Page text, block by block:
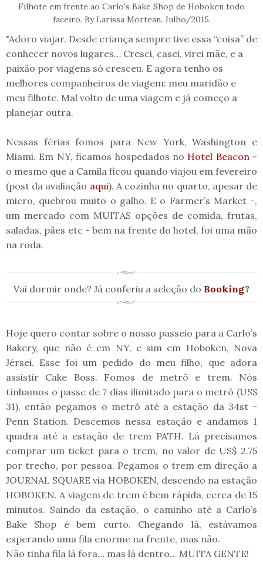
Filhote em frente ao Carlo's Bake Shop de Hoboken todo
faceiro. By Larissa Mortean. Julho/2015.
"Adoro viajar. Desde criança sempre tive essa “coisa” de
conhecer novos lugares… Cresci, casei, virei mãe, e a
paixão por viagens só cresceu. E agora tenho os
melhores companheiros de viagem: meu maridão e
meu filhote. Mal volto de uma viagem e já começo a
planejar outra.
Nessas férias fomos para New York, Washington e
Miami. Em NY, ficamos hospedados no Hotel Beacon -
o mesmo que a Camila ficou quando viajou em fevereiro
(post da avaliação aqui). A cozinha no quarto, apesar de
micro, quebrou muito o galho. E o Farmer’s Market -,
um mercado com MUITAS opções de comida, frutas,
saladas, pães etc - bem na frente do hotel, foi uma mão
na roda.
Vai dormir onde? Já conferiu a seleção do Booking?
Hoje quero contar sobre o nosso passeio para a Carlo’s
Bakery, que não é em NY, e sim em Hoboken, Nova
Jérsei. Esse foi um pedido do meu filho, que adora
assistir Cake Boss. Fomos de metrô e trem. Nós
tínhamos o passe de 7 dias ilimitado para o metrô (US$
31), então pegamos o metrô até a estação da 34st -
Penn Station. Descemos nessa estação e andamos 1
quadra até a estação de trem PATH. Lá precisamos
comprar um ticket para o trem, no valor de US$ 2.75
por trecho, por pessoa. Pegamos o trem em direção a
JOURNAL SQUARE via HOBOKEN, descendo na estação
HOBOKEN. A viagem de trem é bem rápida, cerca de 15
minutos. Saindo da estação, o caminho até a Carlo’s
Bake Shop é bem curto. Chegando lá, estávamos
esperando uma fila enorme na frente, mas não.
Não tinha fila lá fora… mas lá dentro… MUITA GENTE!